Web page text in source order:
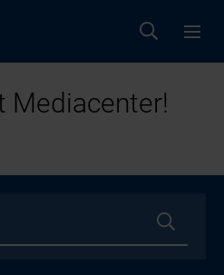
Mediacenter!